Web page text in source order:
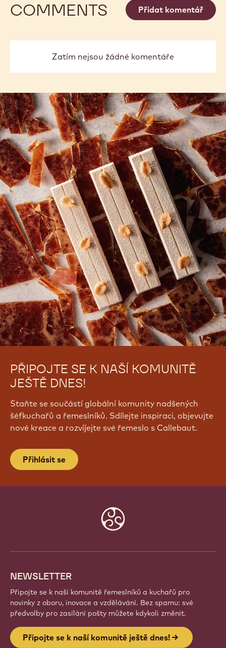
COMMENTS Přidat komentář
Zatím nejsou žádné komentáře
PŘIPOJTE SE K NAŠÍ KOMUNITĚ
JEŠTĚ DNES!
Staňte se součástí globální komunity nadšených
šéfkuchařů a řemeslníků. Sdílejte inspiraci, objevujte
nové kreace a rozvíjejte své řemeslo s Callebaut.
Přihlásit se
NEWSLETTER
Připojte se k naší komunitě řemeslníků a kuchařů pro
novinky z oboru, inovace a vzdělávání. Bez spamu: své
předvolby pro zasílání pošty můžete kdykoli změnit.
Připojte se k naší komunitě ještě dnes!